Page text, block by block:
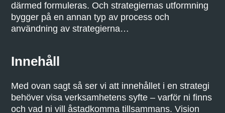
därmed formuleras. Och strategiernas utformning
bygger på en annan typ av process och
användning av strategierna…
Innehåll
Med ovan sagt så ser vi att innehållet i en strategi
behöver visa verksamhetens syfte – varför ni finns
och vad ni vill åstadkomma tillsammans. Vision